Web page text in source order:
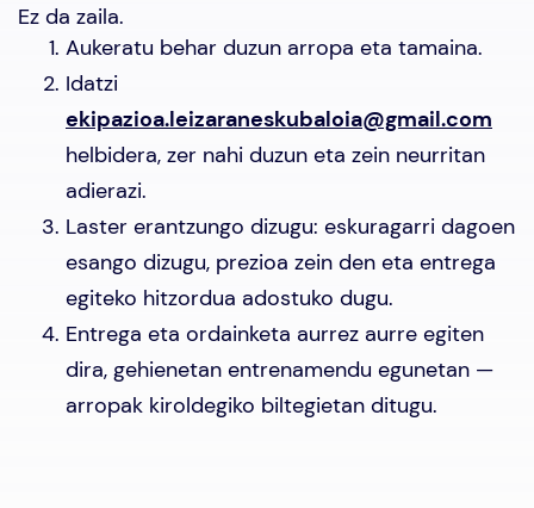
Ez da zaila.
Aukeratu behar duzun arropa eta tamaina.
Idatzi
ekipazioa.leizaraneskubaloia@gmail.com
helbidera, zer nahi duzun eta zein neurritan
adierazi.
Laster erantzungo dizugu: eskuragarri dagoen
esango dizugu, prezioa zein den eta entrega
egiteko hitzordua adostuko dugu.
Entrega eta ordainketa aurrez aurre egiten
dira, gehienetan entrenamendu egunetan —
arropak kiroldegiko biltegietan ditugu.